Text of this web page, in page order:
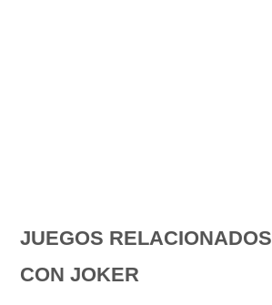
JUEGOS RELACIONADOS
CON JOKER